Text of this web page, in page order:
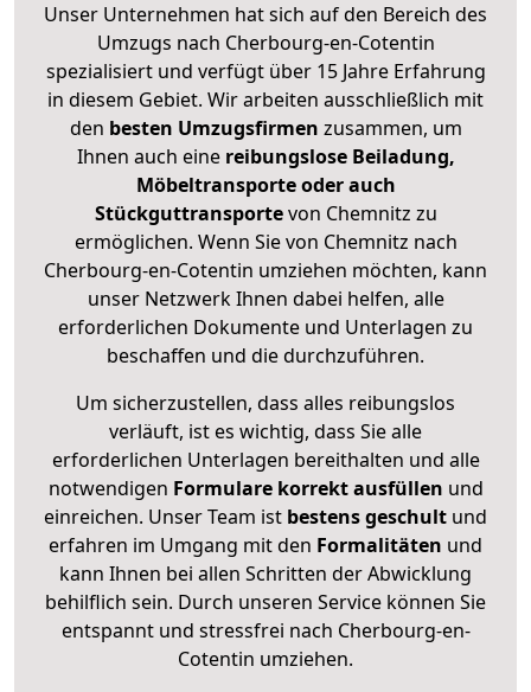
Unser Unternehmen hat sich auf den Bereich des
Umzugs nach Cherbourg-en-Cotentin
spezialisiert und verfügt über 15 Jahre Erfahrung
in diesem Gebiet. Wir arbeiten ausschließlich mit
den besten Umzugsfirmen zusammen, um
Ihnen auch eine reibungslose Beiladung,
Möbeltransporte oder auch
Stückguttransportevon Chemnitz zu
ermöglichen. Wenn Sie von Chemnitz nach
Cherbourg-en-Cotentin umziehen möchten, kann
unser Netzwerk Ihnen dabei helfen, alle
erforderlichen Dokumente und Unterlagen zu
beschaffen und die durchzuführen.
Um sicherzustellen, dass alles reibungslos
verläuft, ist es wichtig, dass Sie alle
erforderlichen Unterlagen bereithalten und alle
notwendigen Formulare korrekt ausfüllen und
einreichen. Unser Team ist bestens geschult und
erfahren im Umgang mit den Formalitäten und
kann Ihnen bei allen Schritten der Abwicklung
behilflich sein. Durch unseren Service können Sie
entspannt und stressfrei nach Cherbourg-en-
Cotentin umziehen.